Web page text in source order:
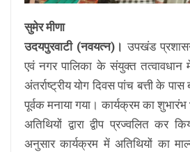
सुमेर मीणा
उदयपुरवाटी (नवयत्न)। उपखंड
एवं नगर पालिका के संयुक्त
अंतर्राष्ट्रीय योग दिवस पांच बत्ती के
पूर्वक मनाया गया। कार्यक्रम का
अतिथियों द्वारा द्वीप प्रज्वलित कर
अनुसार कार्यक्रम में अतिथियों का